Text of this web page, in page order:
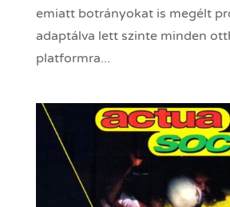
emiatt botrányokat is megélt
adaptálva lett szinte minden
platformra...